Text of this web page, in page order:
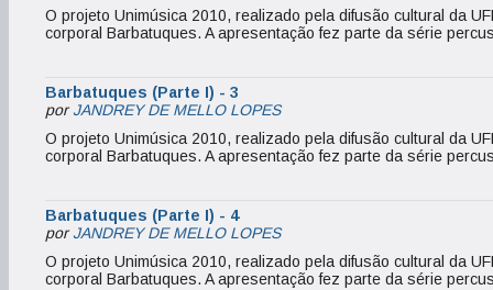
O projeto Unimúsica 2010, realizado pela difusão cultural da
corporal Barbatuques. A apresentação fez parte da série
Barbatuques (Parte I) - 3
porJANDREY DE MELLO LOPES
O projeto Unimúsica 2010, realizado pela difusão cultural da
corporal Barbatuques. A apresentação fez parte da série
Barbatuques (Parte I) - 4
porJANDREY DE MELLO LOPES
O projeto Unimúsica 2010, realizado pela difusão cultural da
corporal Barbatuques. A apresentação fez parte da série